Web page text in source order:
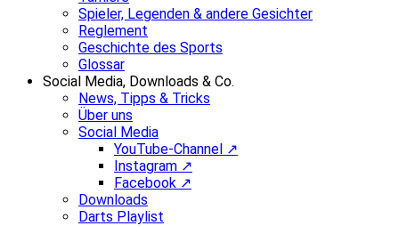
Spieler, Legenden & andere Gesichter
Reglement
Geschichte des Sports
Glossar
Social Media, Downloads & Co.
News, Tipps & Tricks
Über uns
Social Media
YouTube-Channel ↗
Instagram ↗
Facebook ↗
Downloads
Darts Playlist